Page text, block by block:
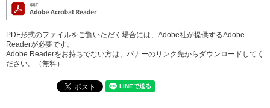
PDF形式のファイルをご覧いただく場合には、Adobe社が提供するAdobe
Readerが必要です。
Adobe Readerをお持ちでない方は、バナーのリンク先からダウンロードしてく
ださい。（無料）